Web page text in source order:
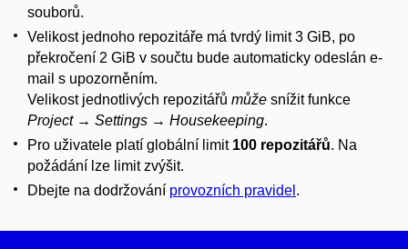
souborů.
Velikost jednoho repozitáře má tvrdý limit 3 GiB, po
překročení 2 GiB v součtu bude automaticky odeslán e-
mail s upozorněním.
Velikost jednotlivých repozitářů může snížit funkce
Project→ Settings → Housekeeping.
Pro uživatele platí globální limit 100 repozitářů. Na
požádání lze limit zvýšit.
Dbejte na dodržování provozních pravidel .